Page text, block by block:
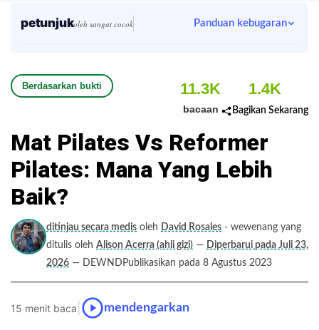
petunjukoleh sangat cocok Panduan kebugaran
Berdasarkan bukti 11.3K
bacaan
1.4K
Bagikan Sekarang
Mat Pilates Vs Reformer
Pilates: Mana Yang Lebih
Baik?
ditinjau secara medis oleh David Rosales - wewenang yang
ditulis oleh Alison Acerra (ahli gizi) — Diperbarui pada Juli 23,
2026 — DEWNDPublikasikan pada 8 Agustus 2023
15 menit baca mendengarkan